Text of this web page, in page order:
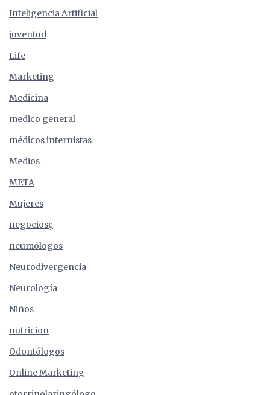
Inteligencia Artificial
juventud
Life
Marketing
Medicina
medico general
médicos internistas
Medios
META
Mujeres
negociosç
neumólogos
Neurodivergencia
Neurología
Niños
nutricion
Odontólogos
Online Marketing